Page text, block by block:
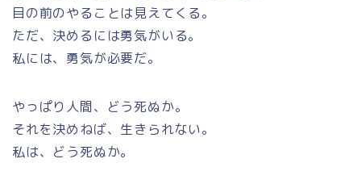
目の前のやることは見えてくる。
ただ、決めるには勇気がいる。
私には、勇気が必要だ。
やっぱり人間、どう死ぬか。
それを決めねば、生きられない。
私は、どう死ぬか。